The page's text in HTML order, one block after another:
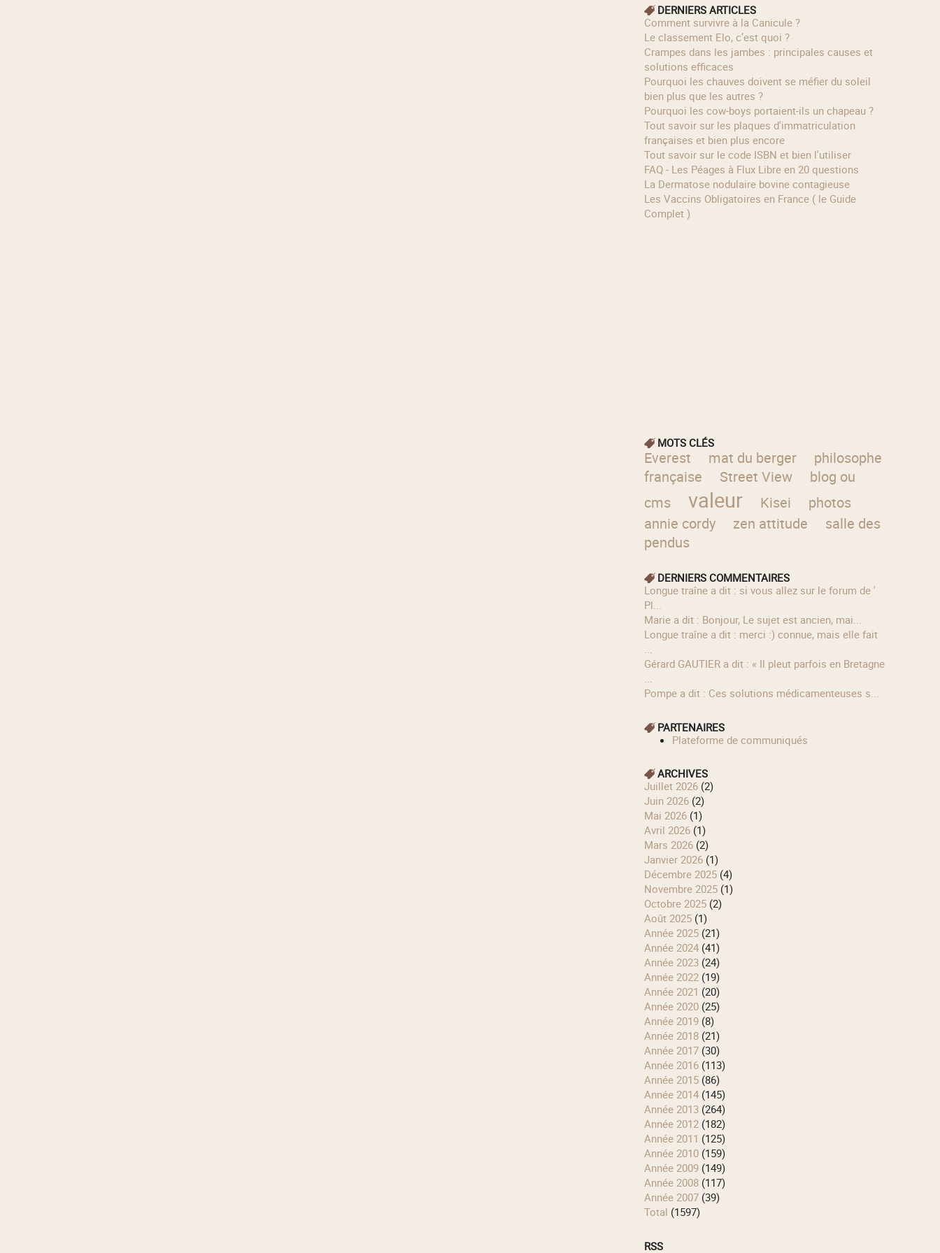
DERNIERS ARTICLES
Comment survivre à la Canicule ?
Le classement Elo, c’est quoi ?
Crampes dans les jambes : principales causes et
solutions efficaces
Pourquoi les chauves doivent se méfier du soleil
bien plus que les autres ?
Pourquoi les cow‑boys portaient‑ils un chapeau ?
Tout savoir sur les plaques d'immatriculation
françaises et bien plus encore
Tout savoir sur le code ISBN et bien l'utiliser
FAQ - Les Péages à Flux Libre en 20 questions
La Dermatose nodulaire bovine contagieuse
Les Vaccins Obligatoires en France ( le Guide
Complet )
MOTS CLÉS
Everest mat du berger
philosophe
française
Street View
blog ou
cms
valeur Kisei
photos
annie cordy
zen attitude
salle des
pendus
DERNIERS COMMENTAIRES
longue traîne a dit : si vous allez sur le forum de '
Pl...
Marie a dit : Bonjour, Le sujet est ancien, mai...
longue traîne a dit : merci :) connue, mais elle fait
...
Gérard GAUTIER a dit : « Il pleut parfois en Bretagne
...
Pompe a dit : Ces solutions médicamenteuses s...
PARTENAIRES
Plateforme de communiqués
ARCHIVES
juillet 2026(2)
juin 2026(2)
mai 2026(1)
avril 2026(1)
mars 2026(2)
janvier 2026(1)
décembre 2025(4)
novembre 2025(1)
octobre 2025(2)
août 2025(1)
année 2025(21)
année 2024(41)
année 2023(24)
année 2022(19)
année 2021 (20)
année 2020(25)
année 2019(8)
année 2018(21)
année 2017(30)
année 2016(113)
année 2015(86)
année 2014(145)
année 2013(264)
année 2012(182)
année 2011 (125)
année 2010(159)
année 2009(149)
année 2008(117)
année 2007(39)
total (1597)
RSS